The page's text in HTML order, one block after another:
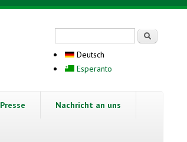
Deutsch
Esperanto
Presse Nachricht an uns